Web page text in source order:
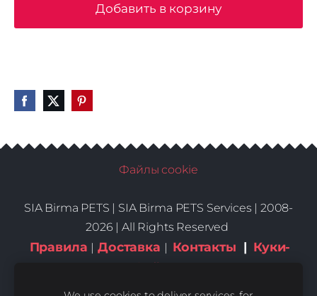
Добавить в корзину
Файлы cookie
SIA Birma PETS |
SIA Birma PETS Services | 2008-
2026 | All Rights Reserved
Правила Доставка Контакты | Куки-
файлы